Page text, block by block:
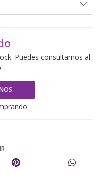
Puedes consultarnos al